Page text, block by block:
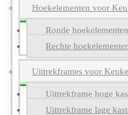
Hoekelementen voor
Ronde hoekelementen
Rechte
Uittrekframes voor
Uittrekframe hoge
Uittrekframe lage